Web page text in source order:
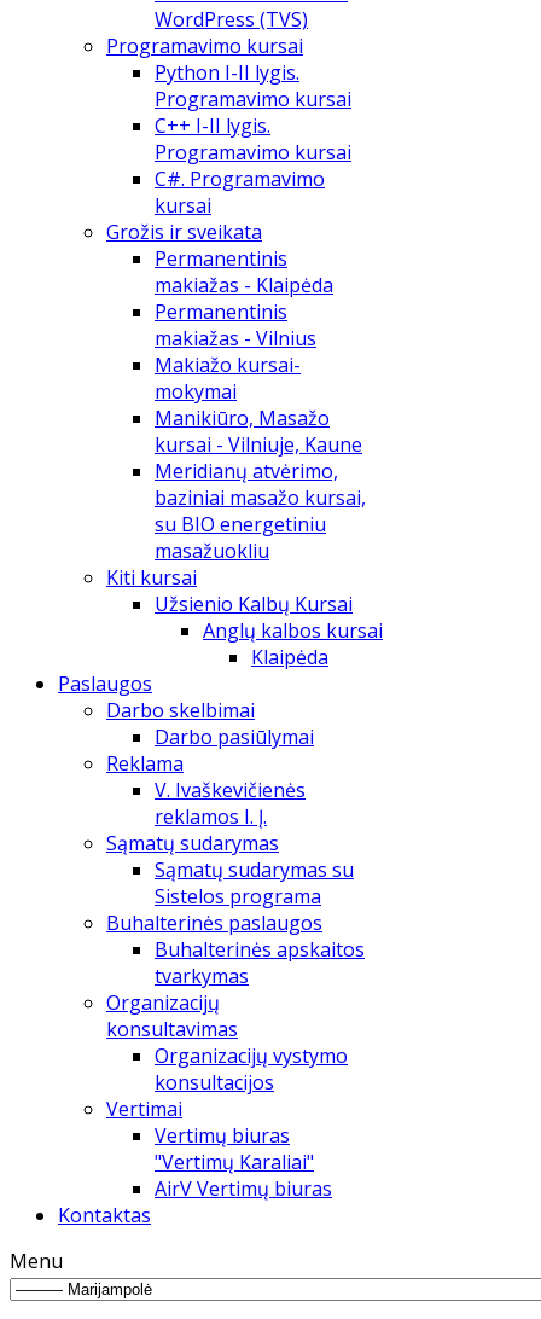
WordPress (TVS)
Programavimo kursai
Python I-II lygis.
Programavimo kursai
C++ I-II lygis.
Programavimo kursai
C#. Programavimo
kursai
Grožis ir sveikata
Permanentinis
makiažas - Klaipėda
Permanentinis
makiažas - Vilnius
Makiažo kursai-
mokymai
Manikiūro, Masažo
kursai - Vilniuje, Kaune
Meridianų atvėrimo,
baziniai masažo kursai,
su BIO energetiniu
masažuokliu
Kiti kursai
Užsienio Kalbų Kursai
Anglų kalbos kursai
Klaipėda
Paslaugos
Darbo skelbimai
Darbo pasiūlymai
Reklama
V. Ivaškevičienės
reklamos I. Į.
Sąmatų sudarymas
Sąmatų sudarymas su
Sistelos programa
Buhalterinės paslaugos
Buhalterinės apskaitos
tvarkymas
Organizacijų
konsultavimas
Organizacijų vystymo
konsultacijos
Vertimai
Vertimų biuras
"Vertimų Karaliai"
AirV Vertimų biuras
Kontaktas
Menu